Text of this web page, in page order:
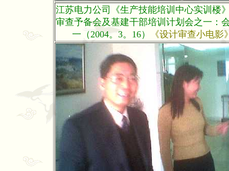
江苏电力公司《生产技能培训中心实训楼
审查予备会及基建干部培训计划会之一：
一（2004。3。16）
《设计审查小电影